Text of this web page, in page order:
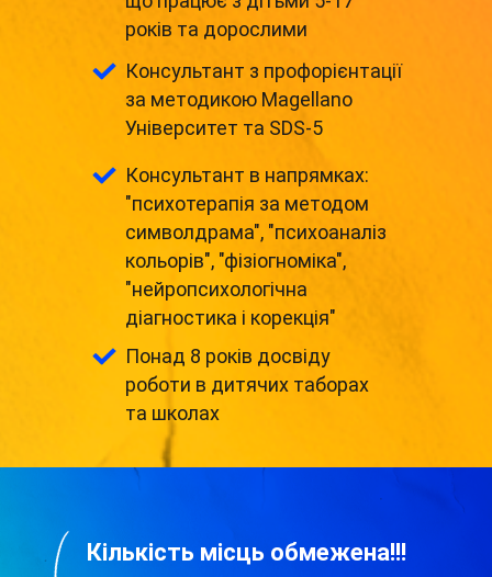
років та дорослими
Консультант з профорієнтації
за методикою Magellano
Університет та SDS-5
Консультант в напрямках:
"психотерапія за методом
символдрама", "психоаналіз
кольорів", "фізіогноміка",
"нейропсихологічна
діагностика і корекція"
Понад 8 років досвіду
роботи в дитячих таборах
та школах
Кількість місць обмежена!!!